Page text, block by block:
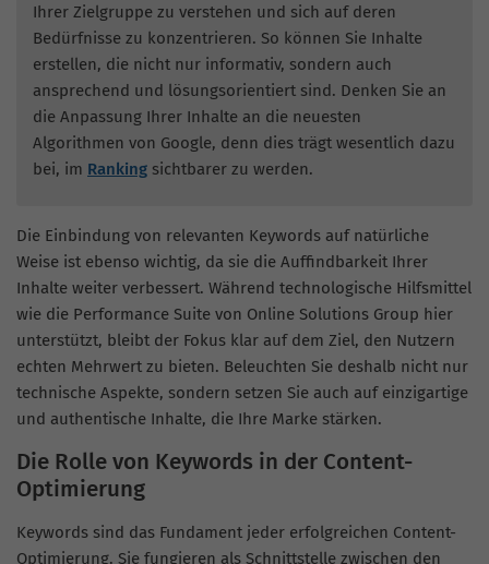
Ihrer Zielgruppe zu verstehen und sich auf deren
Bedürfnisse zu konzentrieren. So können Sie Inhalte
erstellen, die nicht nur informativ, sondern auch
ansprechend und lösungsorientiert sind. Denken Sie an
die Anpassung Ihrer Inhalte an die neuesten
Algorithmen von Google, denn dies trägt wesentlich dazu
bei, im Ranking sichtbarer zu werden.
Die Einbindung von relevanten Keywords auf natürliche
Weise ist ebenso wichtig, da sie die Auffindbarkeit Ihrer
Inhalte weiter verbessert. Während technologische Hilfsmittel
wie die Performance Suite von Online Solutions Group hier
unterstützt, bleibt der Fokus klar auf dem Ziel, den Nutzern
echten Mehrwert zu bieten. Beleuchten Sie deshalb nicht nur
technische Aspekte, sondern setzen Sie auch auf einzigartige
und authentische Inhalte, die Ihre Marke stärken.
Die Rolle von Keywords in der Content-
Optimierung
Keywords sind das Fundament jeder erfolgreichen Content-
Optimierung. Sie fungieren als Schnittstelle zwischen den